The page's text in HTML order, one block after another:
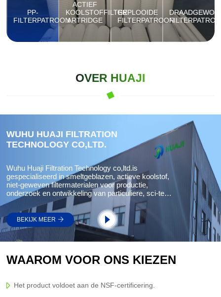
PP-
FILTERPATROON
ACTIEF
KOOLSTOFFILTER
ARTRIDGE
GEPLOOIDE
FILTERPATROON
OVER HUAJI
WUHU HUAJI FILTRATION
TECHNOLOGY CO,LTD.
Wuhu Huaji Filtration Technology co,ltd.is
gespecialiseerd in smeltgeblazen, actieve koolstof,
niet-geweven filtermaterialen voor productie,
onderzoek en ontwikkeling van particuliere, sci-tech
ondernemingen. Producten worden voornamelijk
gebruikt in waterzuivering, luchtzuivering en
microfiber filter.lt wordt veel gebruikt in de
elektronische, chemische, farmaceutische,
aardoliegalvanisering, voedingsmiddelen,
materialen en andere industrieën. Ons bedrijf heeft
productie- en testapparatuur. Ons bedrijf vestigt en
kwaliteitsborgingssysteem. Ons doel is het
BEKIJK MEER
WAAROM VOOR ONS KIEZEN
Het product voldoet aan de NSF-certificering.